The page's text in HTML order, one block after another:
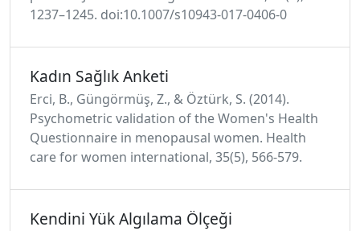
1237–1245. doi:10.1007/s10943-017-0406-0
Kadın Sağlık Anketi
Erci, B., Güngörmüş, Z., & Öztürk, S. (2014).
Psychometric validation of the Women's Health
Questionnaire in menopausal women. Health
care for women international, 35(5), 566-579.
Kendini Yük Algılama Ölçeği